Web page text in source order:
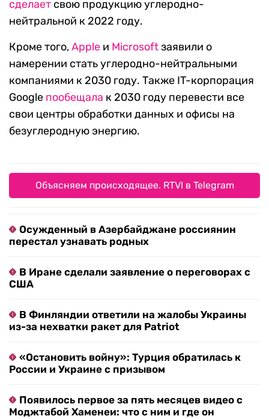
сделает свою продукцию углеродно-
нейтральной к 2022 году.
Кроме того,Apple и Microsoftзаявили о
намерении стать углеродно-нейтральными
компаниями к 2030 году. Также IT-корпорация
Google пообещала к 2030 году перевести все
свои центры обработки данных и офисы на
безуглеродную энергию.
Объясняем происходящее. RTVI в Telegram
Осужденный в Азербайджане россиянин
перестал узнавать родных
В Иране сделали заявление о переговорах с
США
В Финляндии ответили на жалобы Украины
из-за нехватки ракет для Patriot
«Остановить войну»: Турция обратилась к
России и Украине с призывом
Появилось первое за пять месяцев видео с
Моджтабой Хаменеи: что с ним и где он